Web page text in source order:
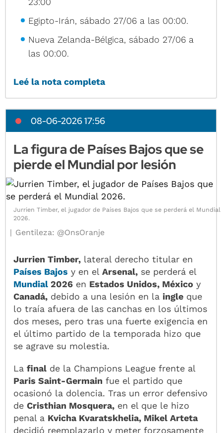
Egipto-Irán, sábado 27/06 a las 00:00.
Nueva Zelanda-Bélgica, sábado 27/06 a
las 00:00.
Leé la nota completa
08-06-2026 17:56
La figura de Países Bajos que se
pierde el Mundial por lesión
Jurrien Timber, el jugador de Países Bajos que se perderá el Mundial
2026.
Gentileza: @OnsOranje
Jurrien Timber, lateral derecho titular en
Países Bajos y en elArsenal, se perderá el
Mundial2026 en Estados Unidos, México y
Canadá, debido a una lesión en la ingle que
lo traía afuera de las canchas en los últimos
dos meses, pero tras una fuerte exigencia en
el último partido de la temporada hizo que
se agrave su molestia.
Lafinal de la Champions League frente al
Paris Saint-Germain fue el partido que
ocasionó la dolencia. Tras un error defensivo
deCristhian Mosquera, en el que le hizo
penal a Kvicha Kvaratskhelia, Mikel Arteta
decidió reemplazarlo y meter forzosamente